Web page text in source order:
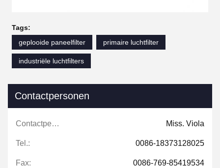
Tags:
geplooide paneelfilter
primaire luchtfilter
industriële luchtfilters
Contactpersonen
Contactpersonen: Miss. Viola
Tel.: 0086-18373128025
Fax: 0086-769-85419534